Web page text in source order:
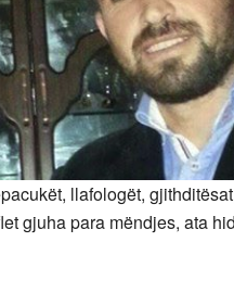
llafologët,
gjuha para mëndjes, ata